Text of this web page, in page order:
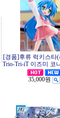
[경품]후류 럭키스타
Trio-Tri-iT 이즈미 코
35,000원